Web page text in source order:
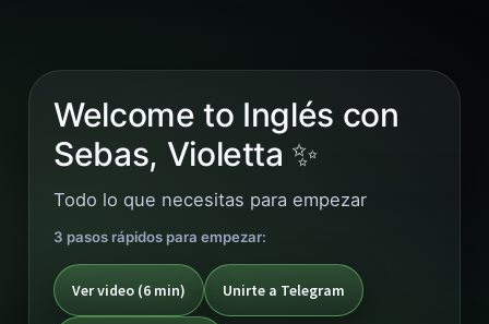
Welcome to Inglés con
Sebas, Violetta ✨
Todo lo que necesitas para empezar
3 pasos rápidos para empezar:
Ver video (6 min) Unirte a Telegram